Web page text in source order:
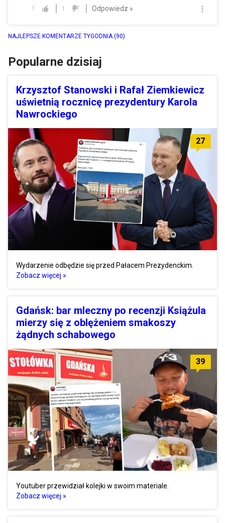
1 1 Odpowiedz »
NAJLEPSZE KOMENTARZE TYGODNIA(90)
Popularne dzisiaj
Krzysztof Stanowski i Rafał Ziemkiewicz
uświetnią rocznicę prezydentury Karola
Nawrockiego
27
Wydarzenie odbędzie się przed Pałacem Prezydenckim.
Zobacz więcej »
Gdańsk: bar mleczny po recenzji Książula
mierzy się z oblężeniem smakoszy
żądnych schabowego
39
Youtuber przewidział kolejki w swoim materiale.
Zobacz więcej »